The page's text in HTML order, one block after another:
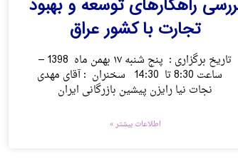
راهکارهای توسعه و بهبود
تجارت با کشور عراق
تاریخ برگزاری : پنج شنبه ۱۷ بهمن ماه 1398 –
ساعت 8:30 تا 14:30 سخنران : آقای مهدی
نجات نیا رایزن پیشین بازرگانی ایران
اطلاعات بیشتر »